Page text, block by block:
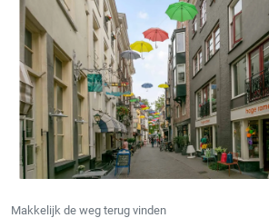
Makkelijk de weg terug vinden